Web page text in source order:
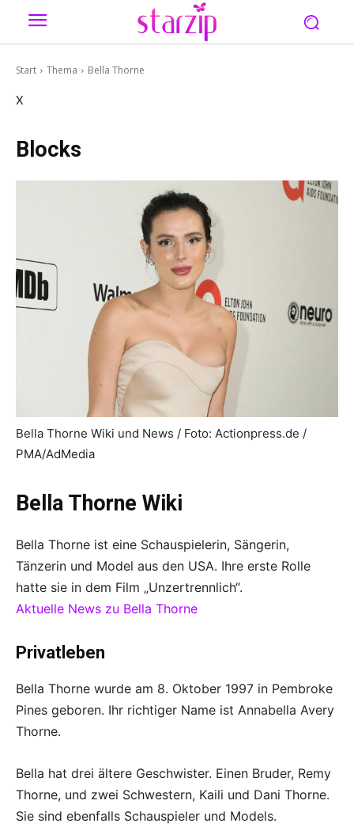
Start Thema Bella Thorne
X
Blocks
Bella Thorne Wiki und News / Foto: Actionpress.de /
PMA/AdMedia
Bella Thorne Wiki
Bella Thorne ist eine Schauspielerin, Sängerin,
Tänzerin und Model aus den USA. Ihre erste Rolle
hatte sie in dem Film „Unzertrennlich“.
Aktuelle News zu Bella Thorne
Privatleben
Bella Thorne wurde am 8. Oktober 1997 in Pembroke
Pines geboren. Ihr richtiger Name ist Annabella Avery
Thorne.
Bella hat drei ältere Geschwister. Einen Bruder, Remy
Thorne, und zwei Schwestern, Kaili und Dani Thorne.
Sie sind ebenfalls Schauspieler und Models.